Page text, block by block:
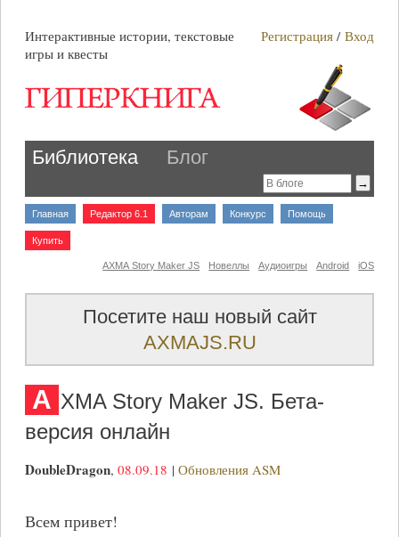
Интерактивные истории, текстовые
игры и квесты
Регистрация /Вход
Библиотека Блог
Главная Редактор 6.1 Авторам Конкурс Помощь
Купить
iOS
Android
Аудиоигры
Новеллы
AXMA Story Maker JS
Посетите наш новый сайт
AXMAJS.RU
A XMA Story Maker JS. Бета-
версия онлайн
DoubleDragon, 08.09.18 | Обновления ASM
Всем привет!